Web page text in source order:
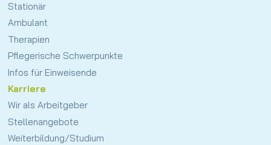
Stationär
Ambulant
Therapien
Pflegerische Schwerpunkte
Infos für Einweisende
Karriere
Wir als Arbeitgeber
Stellenangebote
Weiterbildung/Studium